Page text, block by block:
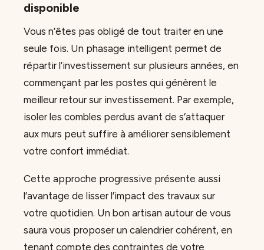
disponible
Vous n’êtes pas obligé de tout traiter en une
seule fois. Un phasage intelligent permet de
répartir l’investissement sur plusieurs années, en
commençant par les postes qui génèrent le
meilleur retour sur investissement. Par exemple,
isoler les combles perdus avant de s’attaquer
aux murs peut suffire à améliorer sensiblement
votre confort immédiat.
Cette approche progressive présente aussi
l’avantage de lisser l’impact des travaux sur
votre quotidien. Un bon artisan autour de vous
saura vous proposer un calendrier cohérent, en
tenant compte des contraintes de votre